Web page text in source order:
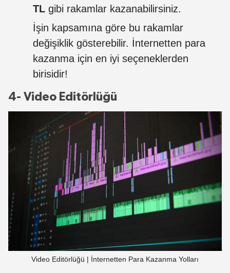
TL gibi rakamlar kazanabilirsiniz.
İşin kapsamına göre bu rakamlar
değişiklik gösterebilir. İnternetten para
kazanma için en iyi seçeneklerden
birisidir!
4- Video Editörlüğü
Video Editörlüğü | İnternetten Para Kazanma Yolları